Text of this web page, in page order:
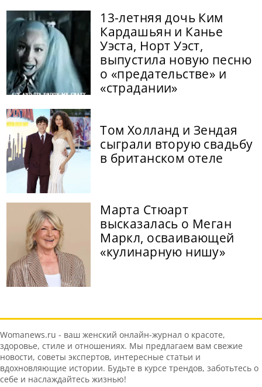
13-летняя дочь Ким
Кардашьян и Канье
Уэста, Норт Уэст,
выпустила новую песню
о «предательстве» и
«страдании»
Том Холланд и Зендая
сыграли вторую свадьбу
в британском отеле
Марта Стюарт
высказалась о Меган
Маркл, осваивающей
«кулинарную нишу»
Womanews.ru - ваш женский онлайн-журнал о красоте,
здоровье, стиле и отношениях. Мы предлагаем вам свежие
новости, советы экспертов, интересные статьи и
вдохновляющие истории. Будьте в курсе трендов, заботьтесь о
себе и наслаждайтесь жизнью!